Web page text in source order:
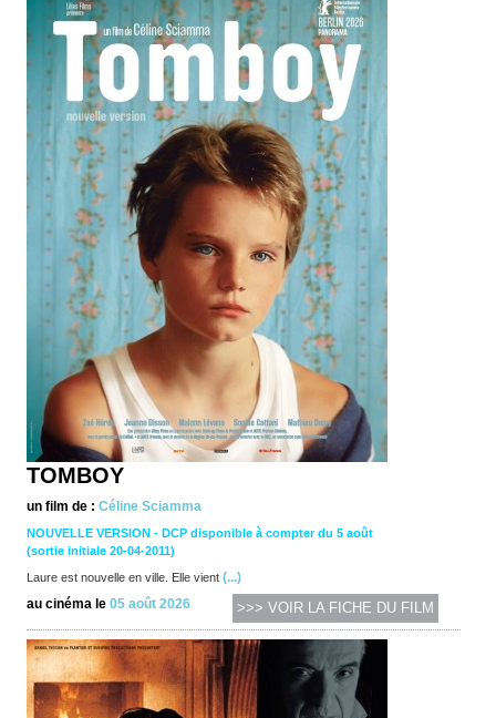
TOMBOY
un film de : Céline Sciamma
NOUVELLE VERSION - DCP disponible à compter du 5 août
(sortie initiale 20-04-2011)
Laure est nouvelle en ville. Elle vient (...)
au cinéma le 05 août 2026 >>> VOIR LA FICHE DU FILM